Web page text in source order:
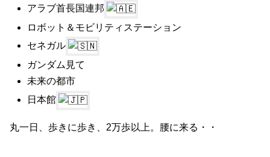
アラブ首長国連邦
ロボット＆モビリティステーション
セネガル
ガンダム見て
未来の都市
日本館
丸一日、歩きに歩き、2万歩以上。腰に来る・・